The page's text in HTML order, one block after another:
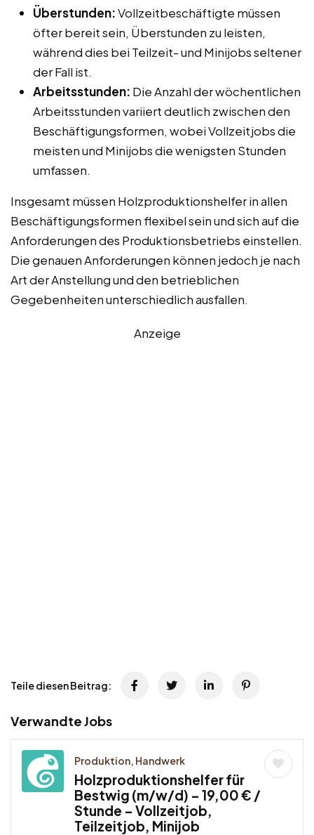
Überstunden:Vollzeitbeschäftigte müssen
öfter bereit sein, Überstunden zu leisten,
während dies bei Teilzeit- und Minijobs seltener
der Fall ist.
Arbeitsstunden: Die Anzahl der wöchentlichen
Arbeitsstunden variiert deutlich zwischen den
Beschäftigungsformen, wobei Vollzeitjobs die
meisten und Minijobs die wenigsten Stunden
umfassen.
Insgesamt müssen Holzproduktionshelfer in allen
Beschäftigungsformen flexibel sein und sich auf die
Anforderungen des Produktionsbetriebs einstellen.
Die genauen Anforderungen können jedoch je nach
Art der Anstellung und den betrieblichen
Gegebenheiten unterschiedlich ausfallen.
Anzeige
Teile diesen Beitrag:
Verwandte Jobs
Produktion, Handwerk
Holzproduktionshelfer für
Bestwig (m/w/d) – 19,00 € /
Stunde – Vollzeitjob,
Teilzeitjob, Minijob